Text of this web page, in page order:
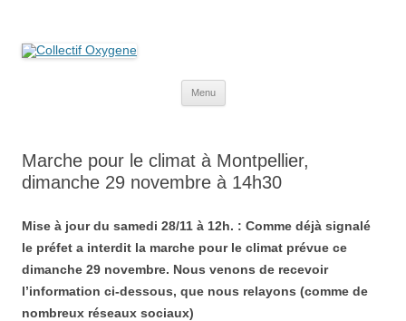
Menu
Marche pour le climat à Montpellier,
dimanche 29 novembre à 14h30
Mise à jour du samedi 28/11 à 12h. : Comme déjà signalé
le préfet a interdit la marche pour le climat prévue ce
dimanche 29 novembre. Nous venons de recevoir
l’information ci-dessous, que nous relayons (comme de
nombreux réseaux sociaux)